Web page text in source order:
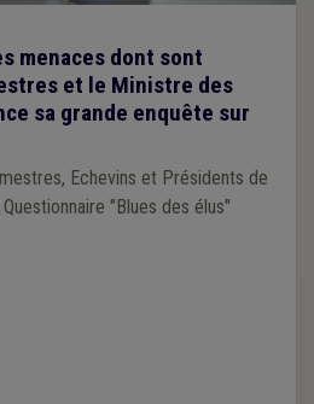
menaces dont sont
et le Ministre des
sa grande enquête sur
Echevins et Présidents de
"Blues des élus"